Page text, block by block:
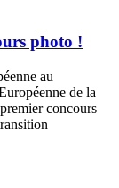
photo !
au
de la
concours